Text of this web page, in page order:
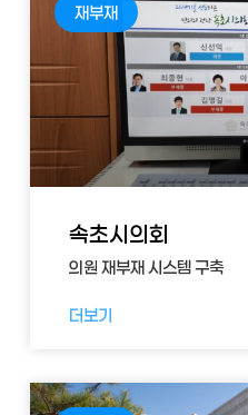
재부재
속초시의회
의원 재부재 시스템 구축
더보기